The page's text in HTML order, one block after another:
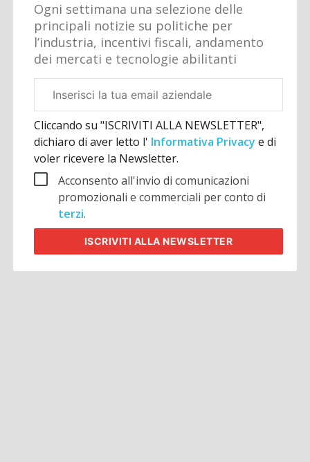
Ogni settimana una selezione delle
principali notizie su politiche per
l’industria, incentivi fiscali, andamento
dei mercati e tecnologie abilitanti
aziendale
Cliccando su "ISCRIVITI ALLA NEWSLETTER",
dichiaro di aver letto l' Informativa Privacye di
voler ricevere la Newsletter.
Acconsento all'invio di comunicazioni
promozionali e commerciali per conto di
terzi.
ISCRIVITI ALLA NEWSLETTER